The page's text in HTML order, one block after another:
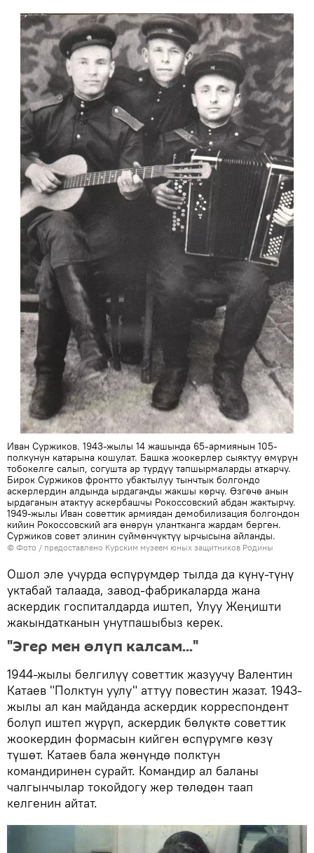
Иван Суржиков. 1943-жылы 14 жашында 65-армиянын 105-
полкунун катарына кошулат. Башка жоокерлер сыяктуу өмүрүн
тобокелге салып, согушта ар түрдүү тапшырмаларды аткарчу.
Бирок Суржиков фронтто убактылуу тынчтык болгондо
аскерлердин алдында ырдаганды жакшы көрчү. Өзгөчө анын
ырдаганын атактуу аскербашчы Рокоссовский абдан жактырчу.
1949-жылы Иван советтик армиядан демобилизация болгондон
кийин Рокоссовский ага өнөрүн улантканга жардам берген.
Суржиков совет элинин сүймөнчүктүү ырчысына айланды.
© Фото / предоставлено Курским музеем юных защитников Родины
Ошол эле учурда өспүрүмдөр тылда да күнү-түнү
уктабай талаада, завод-фабрикаларда жана
аскердик госпиталдарда иштеп, Улуу Жеңишти
жакындатканын унутпашыбыз керек.
"Эгер мен өлүп калсам..."
1944-жылы белгилүү советтик жазуучу Валентин
Катаев "Полктун уулу" аттуу повестин жазат. 1943-
жылы ал кан майданда аскердик корреспондент
болуп иштеп жүрүп, аскердик бөлүктө советтик
жоокердин формасын кийген өспүрүмгө көзү
түшөт. Катаев бала жөнүндө полктун
командиринен сурайт. Командир ал баланы
чалгынчылар токойдогу жер төлөдөн таап
келгенин айтат.